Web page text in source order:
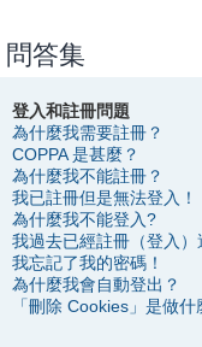
問答集
登入和註冊問題
為什麼我需要註冊？
COPPA 是甚麼？
為什麼我不能註冊？
我已註冊但是無法登入！
為什麼我不能登入?
我過去已經註冊（登入）
我忘記了我的密碼！
為什麼我會自動登出？
「刪除 Cookies」是做什